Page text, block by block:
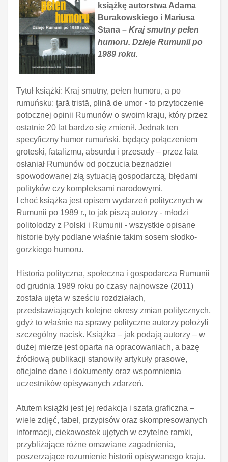
książkę autorstwa Adama
Burakowskiego i Mariusa
Stana – Kraj smutny pełen
humoru. Dzieje Rumunii po
1989 roku.
Tytuł książki: Kraj smutny, pełen humoru, a po
rumuńsku: ţară tristă, plină de umor - to przytoczenie
potocznej opinii Rumunów o swoim kraju, który przez
ostatnie 20 lat bardzo się zmienił. Jednak ten
specyficzny humor rumuński, będący połączeniem
groteski, fatalizmu, absurdu i przesady – przez lata
osłaniał Rumunów od poczucia beznadziei
spowodowanej złą sytuacją gospodarczą, błędami
polityków czy kompleksami narodowymi.
I choć książka jest opisem wydarzeń politycznych w
Rumunii po 1989 r., to jak piszą autorzy - młodzi
politolodzy z Polski i Rumunii - wszystkie opisane
historie były podlane właśnie takim sosem słodko-
gorzkiego humoru.
Historia polityczna, społeczna i gospodarcza Rumunii
od grudnia 1989 roku po czasy najnowsze (2011)
została ujęta w sześciu rozdziałach,
przedstawiających kolejne okresy zmian politycznych,
gdyż to właśnie na sprawy polityczne autorzy położyli
szczególny nacisk. Książka – jak podają autorzy – w
dużej mierze jest oparta na opracowaniach, a bazę
źródłową publikacji stanowiły artykuły prasowe,
oficjalne dane i dokumenty oraz wspomnienia
uczestników opisywanych zdarzeń.
Atutem książki jest jej redakcja i szata graficzna –
wiele zdjęć, tabel, przypisów oraz skompresowanych
informacji, ciekawostek ujętych w czytelne ramki,
przybliżające różne omawiane zagadnienia,
poszerzające rozumienie historii opisywanego kraju.